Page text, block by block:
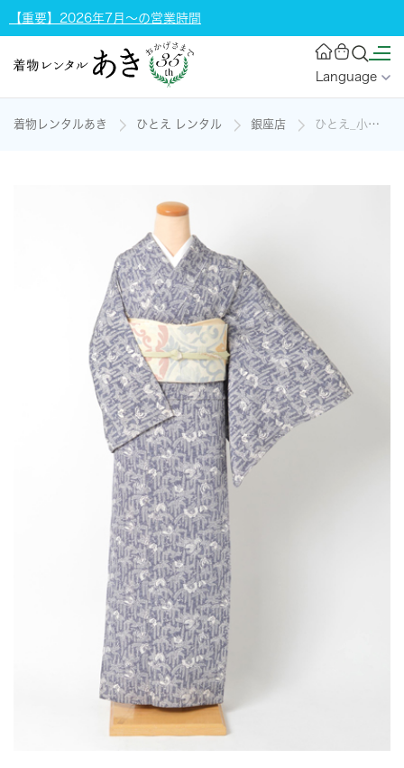
【重要】2026年7月～の営業時間
Language
着物レンタルあき ひとえ レンタル 銀座店 ひとえ_小紋_【おしゃれ】の着物レンタル